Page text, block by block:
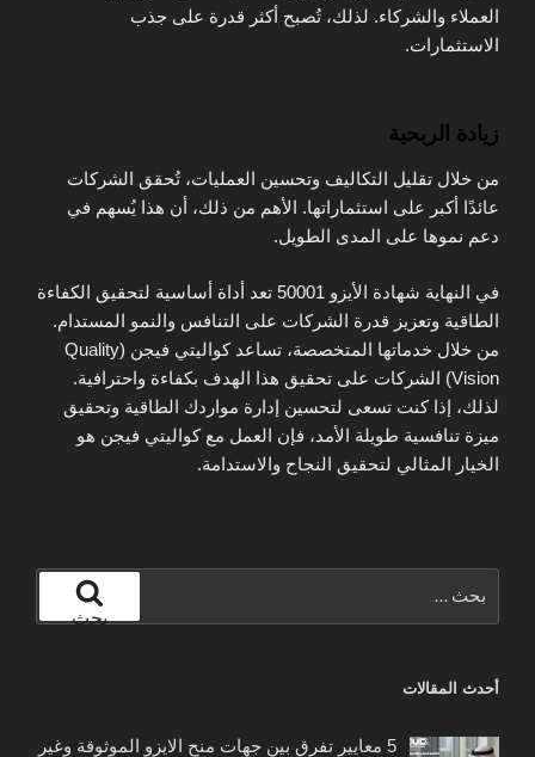
العملاء والشركاء. لذلك، تُصبح أكثر قدرة على جذب
الاستثمارات.
زيادة الربحية
من خلال تقليل التكاليف وتحسين العمليات، تُحقق الشركات
عائدًا أكبر على استثماراتها. الأهم من ذلك، أن هذا يُسهم في
دعم نموها على المدى الطويل.
في النهاية شهادة الأيزو 50001 تعد أداة أساسية لتحقيق الكفاءة
الطاقية وتعزيز قدرة الشركات على التنافس والنمو المستدام.
من خلال خدماتها المتخصصة، تساعد كواليتي فيجن (Quality
Vision) الشركات على تحقيق هذا الهدف بكفاءة واحترافية.
لذلك، إذا كنت تسعى لتحسين إدارة مواردك الطاقية وتحقيق
ميزة تنافسية طويلة الأمد، فإن العمل مع كواليتي فيجن هو
الخيار المثالي لتحقيق النجاح والاستدامة.
عن:
بحث
أحدث المقالات
5 معايير تفرق بين جهات منح الايزو الموثوقة وغير